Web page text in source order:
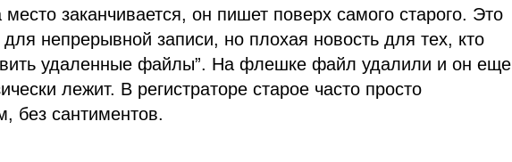
заканчивается, он пишет поверх самого старого. Это
для непрерывной записи, но плохая новость для тех, кто
удаленные файлы”. На флешке файл удалили и он еще
лежит. В регистраторе старое часто просто
без сантиментов.